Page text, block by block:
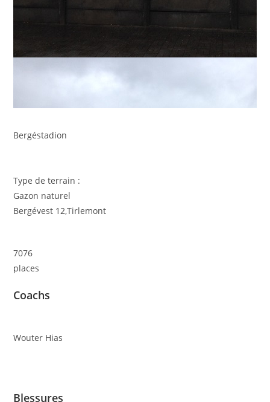
Bergéstadion
Type de terrain :
Gazon naturel
Bergévest 12,Tirlemont
7076
places
Coachs
Wouter Hias
Blessures